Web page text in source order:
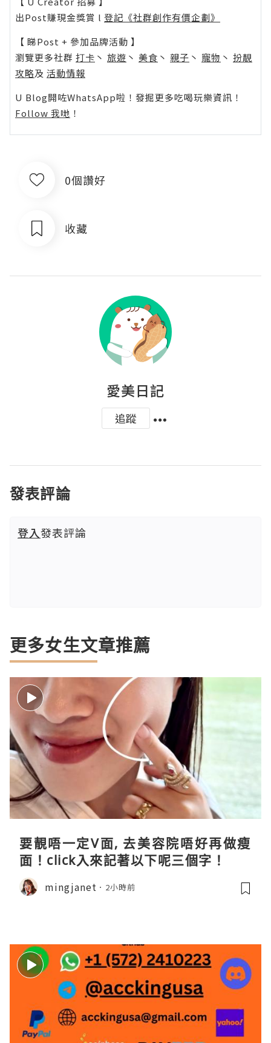
出Post賺現金獎賞 l 登記《社群創作有價企劃》
【 睇Post + 參加品牌活動 】
瀏覽更多社群 打卡 丶 旅遊 丶 美食 丶 親子 丶 寵物 丶 扮靚
攻略及 活動情報
U Blog開咗WhatsApp啦！發掘更多吃喝玩樂資訊！
Follow 我哋 ！
0個讚好
收藏
愛美日記
追蹤
發表評論
登入發表評論
更多女生文章推薦
要靚唔一定V面, 去美容院唔好再做瘦
面！click入來記著以下呢三個字！
mingjanet 2小時前